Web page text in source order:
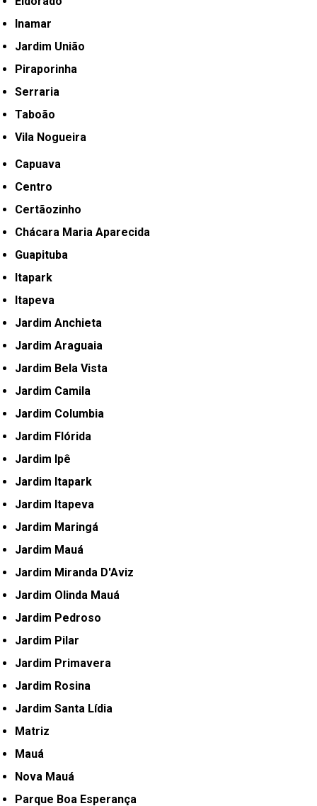
Inamar
Jardim União
Piraporinha
Serraria
Taboão
Vila Nogueira
Capuava
Centro
Certãozinho
Chácara Maria Aparecida
Guapituba
Itapark
Itapeva
Jardim Anchieta
Jardim Araguaia
Jardim Bela Vista
Jardim Camila
Jardim Columbia
Jardim Flórida
Jardim Ipê
Jardim Itapark
Jardim Itapeva
Jardim Maringá
Jardim Mauá
Jardim Miranda D'Aviz
Jardim Olinda Mauá
Jardim Pedroso
Jardim Pilar
Jardim Primavera
Jardim Rosina
Jardim Santa Lídia
Matriz
Mauá
Nova Mauá
Parque Boa Esperança